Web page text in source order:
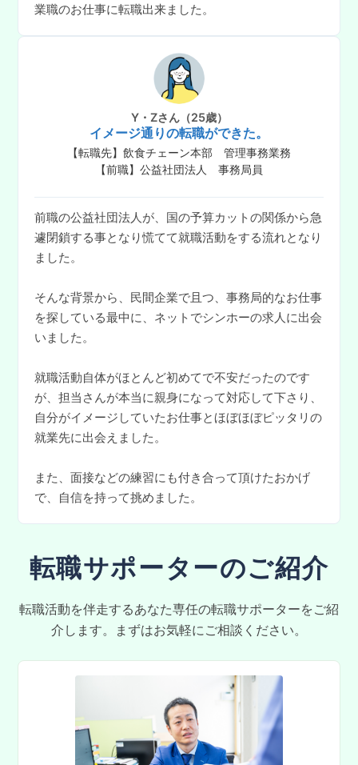
業職のお仕事に転職出来ました。
Y・Zさん（25歳）
イメージ通りの転職ができた。
【転職先】飲食チェーン本部 管理事務業務
【前職】公益社団法人 事務局員
前職の公益社団法人が、国の予算カットの関係から急
遽閉鎖する事となり慌てて就職活動をする流れとなり
ました。
そんな背景から、民間企業で且つ、事務局的なお仕事
を探している最中に、ネットでシンホーの求人に出会
いました。
就職活動自体がほとんど初めてで不安だったのです
が、担当さんが本当に親身になって対応して下さり、
自分がイメージしていたお仕事とほぼほぼピッタリの
就業先に出会えました。
また、面接などの練習にも付き合って頂けたおかげ
で、自信を持って挑めました。
転職サポーターのご紹介
転職活動を伴走するあなた専任の転職サポーターをご紹
介します。まずはお気軽にご相談ください。